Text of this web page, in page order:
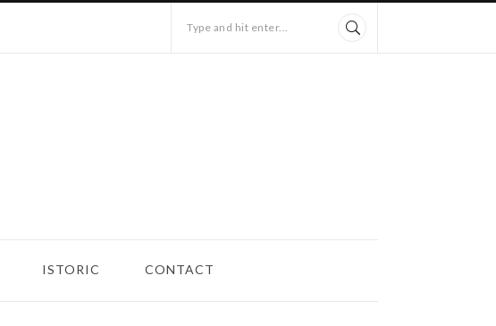
Type and hit enter...
ISTORIC CONTACT